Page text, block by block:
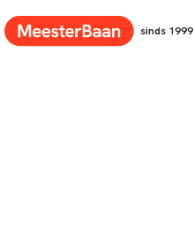
sinds 1999